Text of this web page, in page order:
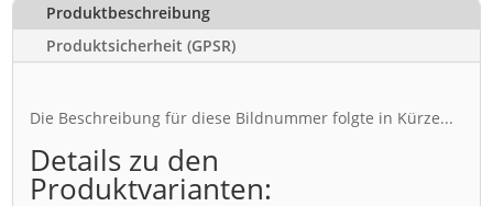
Produktbeschreibung
Produktsicherheit (GPSR)
Die Beschreibung für diese Bildnummer folgte in Kürze...
Details zu den
Produktvarianten: